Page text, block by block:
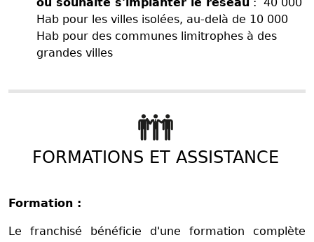
Hab pour les villes isolées, au-delà de 10 000
Hab pour des communes limitrophes à des
grandes villes
FORMATIONS ET ASSISTANCE
Formation :
Le franchisé bénéficie d'une formation complète